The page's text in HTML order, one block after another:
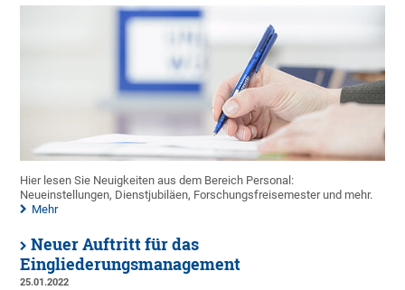
Hier lesen Sie Neuigkeiten aus dem Bereich Personal:
Neueinstellungen, Dienstjubiläen, Forschungsfreisemester und mehr.
Mehr
Neuer Auftritt für das
Eingliederungsmanagement
25.01.2022